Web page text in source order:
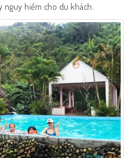
nguy hiểm cho du khách.